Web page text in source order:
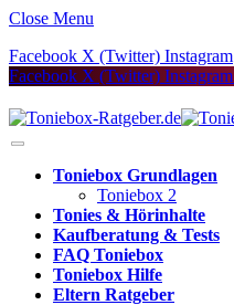
Close Menu
Facebook X (Twitter) Instagram
Facebook X (Twitter) Instagram
Toniebox Grundlagen
Toniebox 2
Tonies & Hörinhalte
Kaufberatung & Tests
FAQ Toniebox
Toniebox Hilfe
Eltern Ratgeber